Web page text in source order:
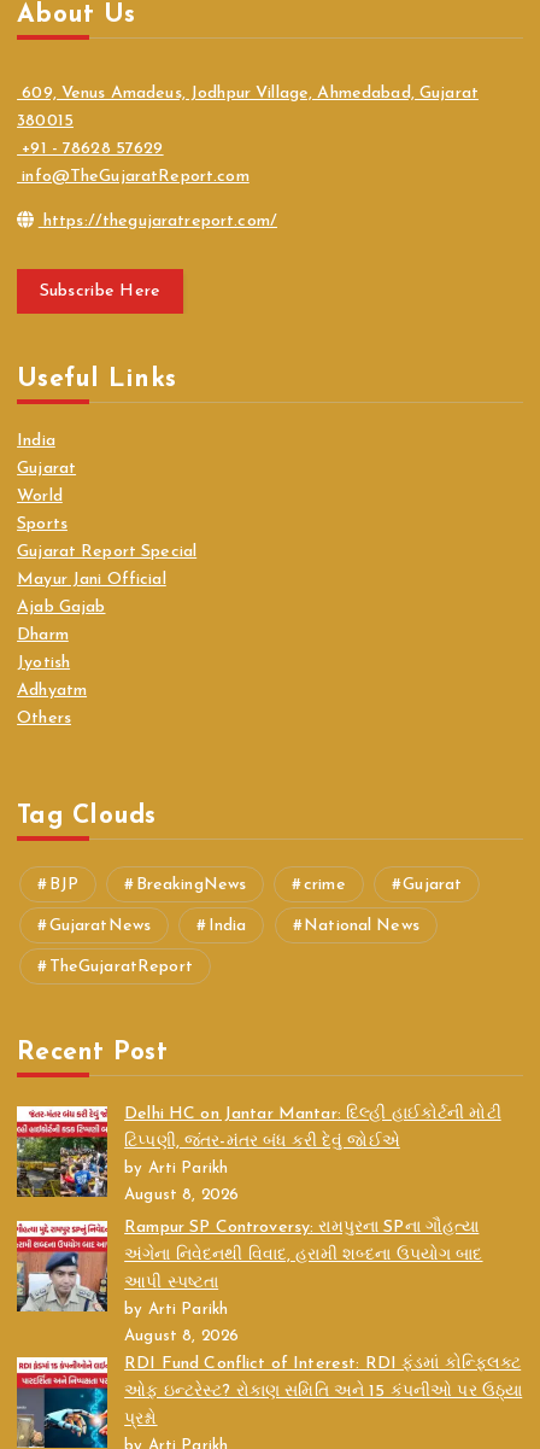
About Us
609, Venus Amadeus, Jodhpur Village, Ahmedabad, Gujarat
380015
+91 - 78628 57629
info@TheGujaratReport.com
https://thegujaratreport.com/
Subscribe Here
Useful Links
India
Gujarat
World
Sports
Gujarat Report Special
Mayur Jani Official
Ajab Gajab
Dharm
Jyotish
Adhyatm
Others
Tag Clouds
BJP BreakingNews crime Gujarat
GujaratNews India National News
TheGujaratReport
Recent Post
Delhi HC on Jantar Mantar: દિલ્હી હાઈકોર્ટની મોટી
ટિપ્પણી, જંતર-મંતર બંધ કરી દેવું જોઈએ
by Arti Parikh
August 8, 2026
Rampur SP Controversy: રામપુરના SPના ગૌહત્યા
અંગેના નિવેદનથી વિવાદ, હરામી શબ્દના ઉપયોગ બાદ
આપી સ્પષ્ટતા
by Arti Parikh
August 8, 2026
RDI Fund Conflict of Interest: RDI ફંડમાં કોન્ફ્લિક્ટ
ઓફ ઇન્ટરેસ્ટ? રોકાણ સમિતિ અને 15 કંપનીઓ પર ઉઠ્યા
પ્રશ્નો